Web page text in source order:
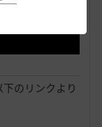
のリンクより